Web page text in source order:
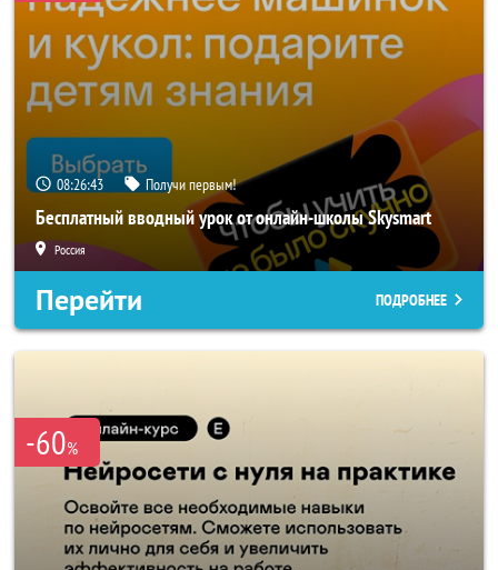
08:26:40 Получи первым!
Бесплатный вводный урок от онлайн-школы Skysmart
Россия
Перейти ПОДРОБНЕЕ
-60%